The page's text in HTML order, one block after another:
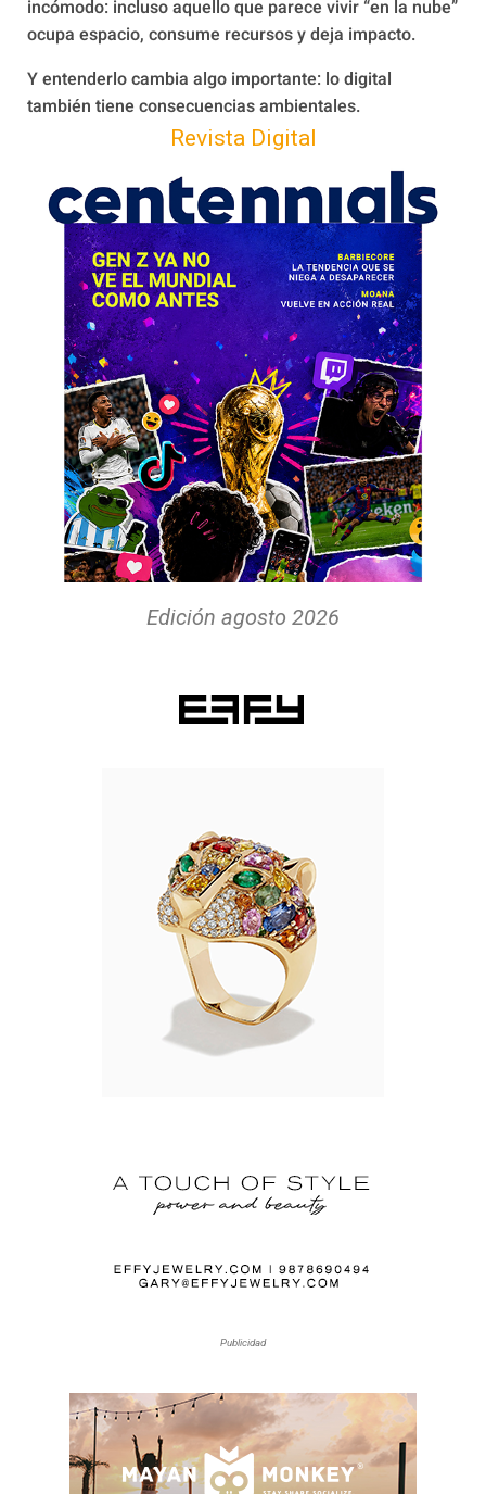
incómodo: incluso aquello que parece vivir “en la nube”
ocupa espacio, consume recursos y deja impacto.
Y entenderlo cambia algo importante: lo digital
también tiene consecuencias ambientales.
Revista Digital
Edición agosto 2026
Publicidad